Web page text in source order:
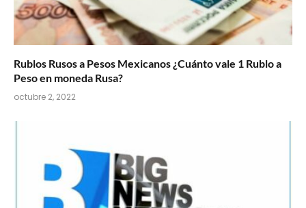
Rublos Rusos a Pesos Mexicanos ¿Cuánto vale 1 Rublo a
Peso en moneda Rusa?
octubre 2, 2022